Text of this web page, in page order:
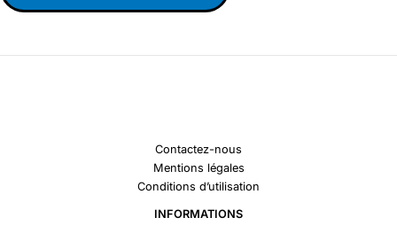
Contactez-nous
Mentions légales
Conditions d’utilisation
INFORMATIONS